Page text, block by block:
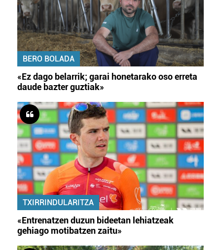
BERO BOLADA
«Ez dago belarrik; garai honetarako oso erreta
daude bazter guztiak»
TXIRRINDULARITZA
«Entrenatzen duzun bideetan lehiatzeak
gehiago motibatzen zaitu»